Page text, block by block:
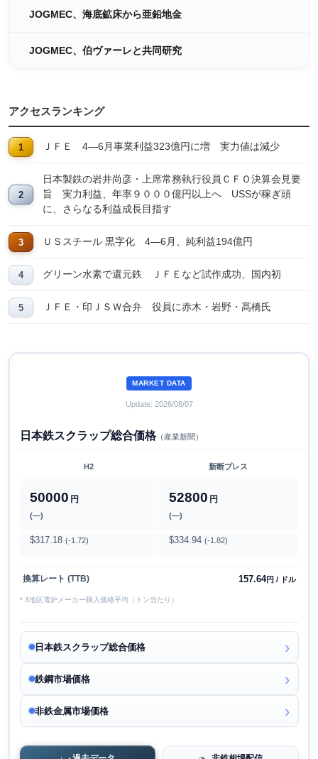
JOGMEC、海底鉱床から亜鉛地金
JOGMEC、伯ヴァーレと共同研究
アクセスランキング
ＪＦＥ 4―6月事業利益323億円に増 実力値は減少
日本製鉄の岩井尚彦・上席常務執行役員ＣＦＯ決算会見要
旨 実力利益、年率９０００億円以上へ USSが稼ぎ頭
に、さらなる利益成長目指す
ＵＳスチール 黒字化 4―6月、純利益194億円
グリーン水素で還元鉄 ＪＦＥなど試作成功、国内初
ＪＦＥ・印ＪＳＷ合弁 役員に赤木・岩野・髙橋氏
MARKET DATA
Update: 2026/08/07
日本鉄スクラップ総合価格（産業新聞）
H2 新断プレス
50000 円
(―)
52800 円
(―)
$317.18 (-1.72) $334.94 (-1.82)
換算レート (TTB) 157.64円 / ドル
* 3地区電炉メーカー購入価格平均（トン当たり）
日本鉄スクラップ総合価格
鉄鋼市場価格
非鉄金属市場価格